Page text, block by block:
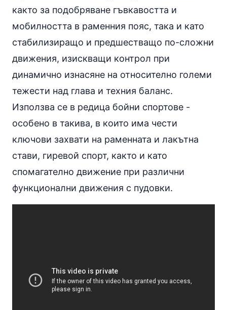
както за подобряване гъвкавостта и
мобилността в раменния пояс, така и като
стабилизиращо и предшестващо по-сложни
движения, изискващи контрол при
динамично изнасяне на относително големи
тежести над глава и техния баланс.
Използва се в редица бойни спортове -
особено в такива, в които има чести
ключови захвати на раменната и лакътна
стави, гиревой спорт, както и като
спомагателно движение при различни
функционални движения с пудовки.